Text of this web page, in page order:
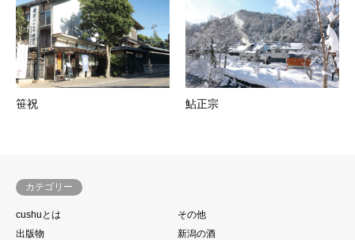
笹祝 鮎正宗
カテゴリー
cushuとは
その他
出版物
新潟の酒